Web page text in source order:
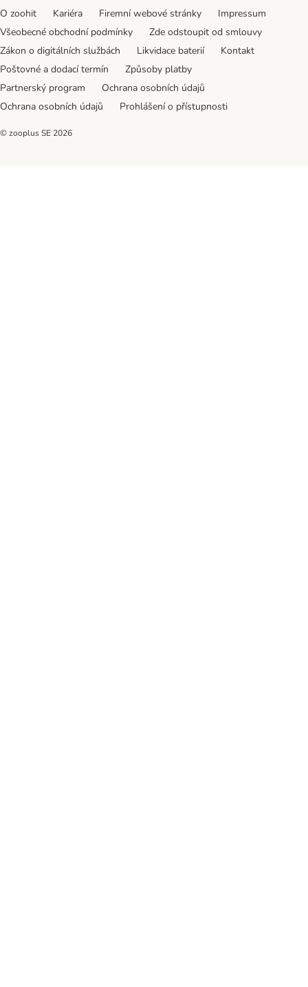
O zoohit Kariéra Firemní webové stránky
Impressum
Všeobecné obchodní podmínky
Zde odstoupit od smlouvy
Zákon o digitálních službách
Likvidace baterií
Kontakt
Poštovné a dodací termín
Způsoby platby
Partnerský program
Ochrana osobních údajů
Ochrana osobních údajů
Prohlášení o přístupnosti
© zooplus SE 2026